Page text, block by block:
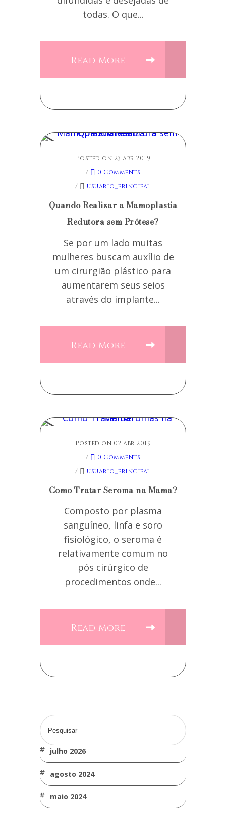
todas. O que...
Read More
Posted on 23 abr 2019
/
0 Comments
/
usuario_principal
Quando Realizar a Mamoplastia
Redutora sem Prótese?
Se por um lado muitas
mulheres buscam auxílio de
um cirurgião plástico para
aumentarem seus seios
através do implante...
Read More
Posted on 02 abr 2019
/
0 Comments
/
usuario_principal
Como Tratar Seroma na Mama?
Composto por plasma
sanguíneo, linfa e soro
fisiológico, o seroma é
relativamente comum no
pós cirúrgico de
procedimentos onde...
Read More
julho 2026
agosto 2024
maio 2024